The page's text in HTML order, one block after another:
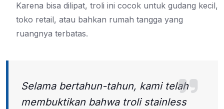
Karena bisa dilipat, troli ini cocok untuk gudang kecil,
toko retail, atau bahkan rumah tangga yang
ruangnya terbatas.
Selama bertahun-tahun, kami telah
membuktikan bahwa troli stainless